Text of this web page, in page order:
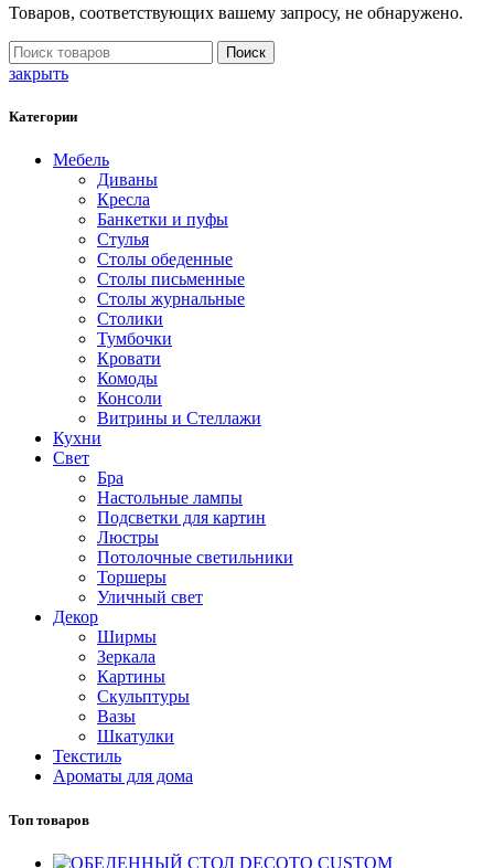
Товаров, соответствующих вашему запросу, не обнаружено.
Поиск
закрыть
Категории
Мебель
Диваны
Кресла
Банкетки и пуфы
Стулья
Столы обеденные
Столы письменные
Столы журнальные
Столики
Тумбочки
Кровати
Комоды
Консоли
Витрины и Стеллажи
Кухни
Свет
Бра
Настольные лампы
Подсветки для картин
Люстры
Потолочные светильники
Торшеры
Уличный свет
Декор
Ширмы
Зеркала
Картины
Скульптуры
Вазы
Шкатулки
Текстиль
Ароматы для дома
Топ товаров